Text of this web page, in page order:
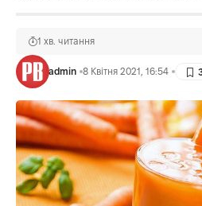
admin 8 Квітня 2021, 16:54
1 хв. читання